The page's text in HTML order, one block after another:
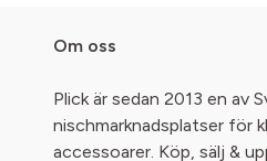
Om oss
Plick är sedan 2013 en av
nischmarknadsplatser för
accessoarer. Köp, sälj &